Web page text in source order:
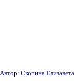
Автор: Скопина Елизавета,